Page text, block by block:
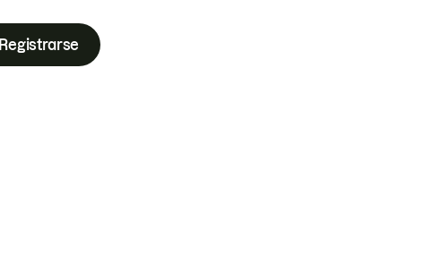
Registrarse